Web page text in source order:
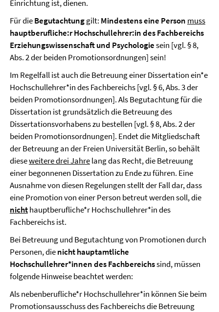
Einrichtung ist, dienen.
Für dieBegutachtunggilt: Mindestens eine Person muss
hauptberufliche:r Hochschullehrer:in des Fachbereichs
Erziehungswissenschaft und Psychologiesein [vgl. § 8,
Abs. 2 der beiden Promotionsordnungen] sein!
Im Regelfall ist auch die Betreuung einer Dissertation ein*e
Hochschullehrer*in des Fachbereichs [vgl. § 6, Abs. 3 der
beiden Promotionsordnungen]. Als Begutachtung für die
Dissertation ist grundsätzlich die Betreuung des
Dissertationsvorhabens zu bestellen [vgl. § 8, Abs. 2 der
beiden Promotionsordnungen]. Endet die Mitgliedschaft
der Betreuung an der Freien Universität Berlin, so behält
dieseweitere drei Jahrelang das Recht, die Betreuung
einer begonnenen Dissertation zu Ende zu führen. Eine
Ausnahme von diesen Regelungen stellt der Fall dar, dass
eine Promotion von einer Person betreut werden soll, die
nichthauptberufliche*r Hochschullehrer*in des
Fachbereichs ist.
Bei Betreuung und Begutachtung von Promotionen durch
Personen, dienicht hauptamtliche
Hochschullehrer*innen des Fachbereichssind, müssen
folgende Hinweise beachtet werden:
Als nebenberufliche*r Hochschullehrer*in können Sie beim
Promotionsausschuss des Fachbereichs die Betreuung